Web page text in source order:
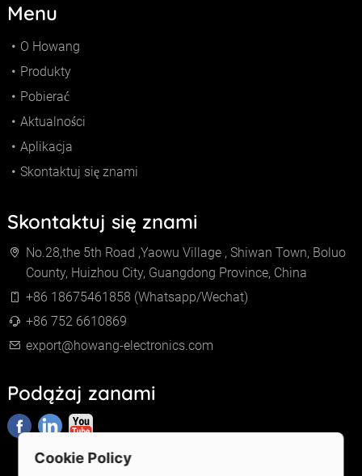
Menu
O Howang
Produkty
Pobierać
Aktualności
Aplikacja
Skontaktuj się znami
Skontaktuj się znami
No.28,the 5th Road ,Yaowu Village , Shiwan Town, Boluo
County, Huizhou City, Guangdong Province, China
+86 18675461858 (Whatsapp/Wechat)
+86 752 6610869
export@howang-electronics.com
Podążaj zanami
Cookie Policy